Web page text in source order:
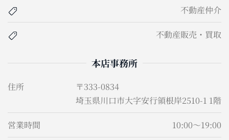
不動産仲介
不動産販売・買取
本店事務所
住所
〒333-0834
埼玉県川口市大字安行領根岸2510-1 1階
営業時間 10:00～19:00